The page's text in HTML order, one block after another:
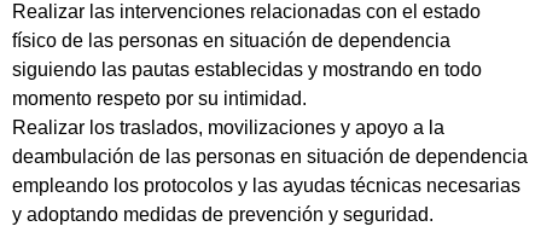
Realizar las intervenciones relacionadas con el estado
físico de las personas en situación de dependencia
siguiendo las pautas establecidas y mostrando en todo
momento respeto por su intimidad.
Realizar los traslados, movilizaciones y apoyo a la
deambulación de las personas en situación de dependencia
empleando los protocolos y las ayudas técnicas necesarias
y adoptando medidas de prevención y seguridad.